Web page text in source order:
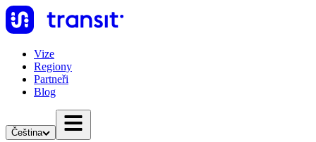
Vize
Regiony
Partneři
Blog
Čeština